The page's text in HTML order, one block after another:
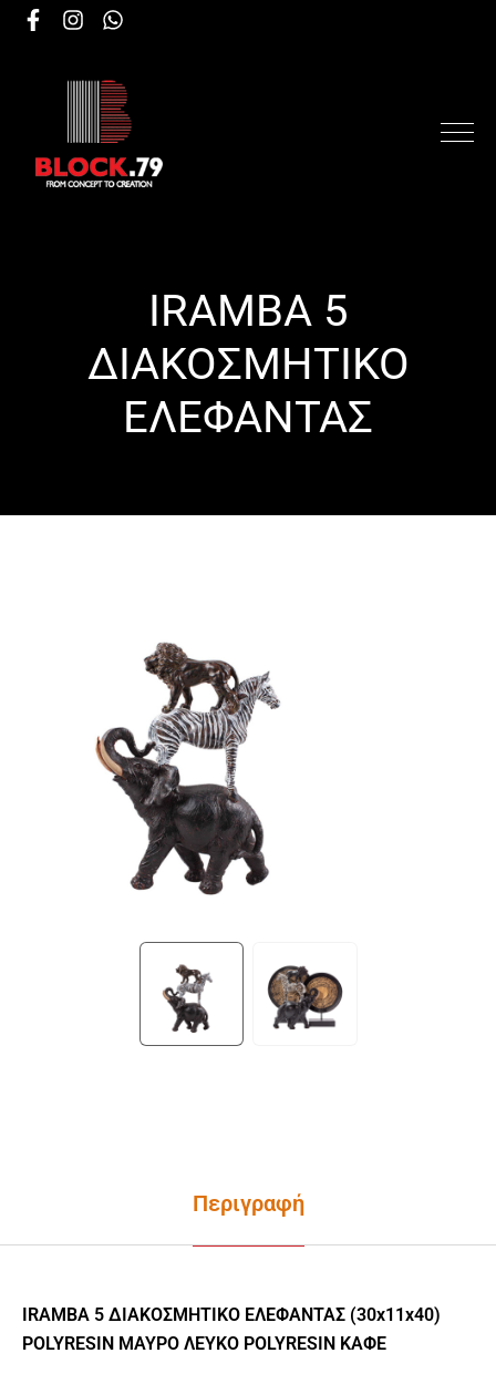
IRAMBA 5
ΔΙΑΚΟΣΜΗΤΙΚΟ
ΕΛΕΦΑΝΤΑΣ
Περιγραφή
IRAMBA 5 ΔΙΑΚΟΣΜΗΤΙΚΟ ΕΛΕΦΑΝΤΑΣ (30x11x40)
POLYRESIN ΜΑΥΡΟ ΛΕΥΚΟ POLYRESIN ΚΑΦΕ